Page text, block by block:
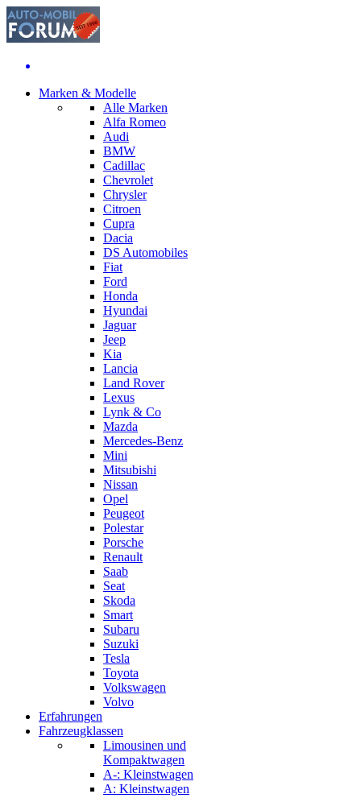
Marken & Modelle
Alle Marken
Alfa Romeo
Audi
BMW
Cadillac
Chevrolet
Chrysler
Citroen
Cupra
Dacia
DS Automobiles
Fiat
Ford
Honda
Hyundai
Jaguar
Jeep
Kia
Lancia
Land Rover
Lexus
Lynk & Co
Mazda
Mercedes-Benz
Mini
Mitsubishi
Nissan
Opel
Peugeot
Polestar
Porsche
Renault
Saab
Seat
Skoda
Smart
Subaru
Suzuki
Tesla
Toyota
Volkswagen
Volvo
Erfahrungen
Fahrzeugklassen
Limousinen und
Kompaktwagen
A-: Kleinstwagen
A: Kleinstwagen